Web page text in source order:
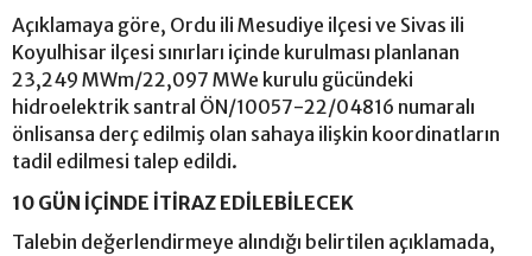
Açıklamaya göre, Ordu ili Mesudiye ilçesi ve Sivas ili
Koyulhisar ilçesi sınırları içinde kurulması planlanan
23,249 MWm/22,097 MWe kurulu gücündeki
hidroelektrik santral ÖN/10057-22/04816 numaralı
önlisansa derç edilmiş olan sahaya ilişkin koordinatların
tadil edilmesi talep edildi.
10 GÜN İÇİNDE İTİRAZ EDİLEBİLECEK
Talebin değerlendirmeye alındığı belirtilen açıklamada,